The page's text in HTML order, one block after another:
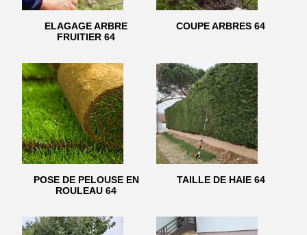
ELAGAGE ARBRE
FRUITIER 64
COUPE ARBRES 64
POSE DE PELOUSE EN
ROULEAU 64
TAILLE DE HAIE 64